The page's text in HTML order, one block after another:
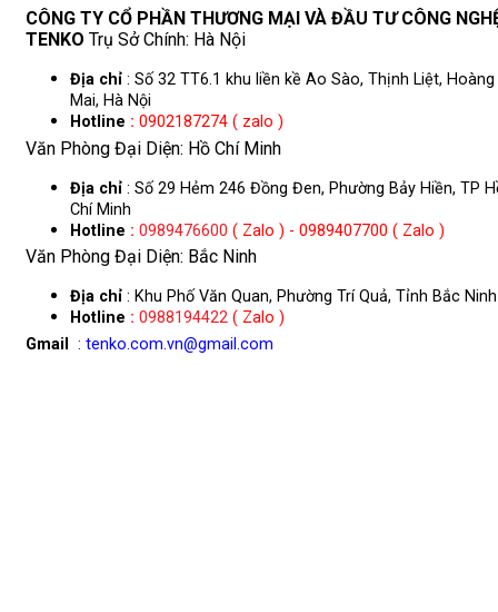
CÔNG TY CỔ PHẦN THƯƠNG MẠI VÀ ĐẦU TƯ CÔNG
TENKO Trụ Sở Chính: Hà Nội
Địa chỉ : Số 32 TT6.1 khu liền kề Ao Sào, Thịnh Liệt, Hoàng
Mai, Hà Nội
Hotline : 0902187274 ( zalo )
Văn Phòng Đại Diện: Hồ Chí Minh
Địa chỉ : Số 29 Hẻm 246 Đồng Đen, Phường Bảy Hiền, TP
Chí Minh
Hotline : 0989476600 ( Zalo ) - 0989407700 ( Zalo )
Văn Phòng Đại Diện: Bắc Ninh
Địa chỉ : Khu Phố Văn Quan, Phường Trí Quả, Tỉnh Bắc Ninh
Hotline : 0988194422 ( Zalo )
Gmail
: tenko.com.vn@gmail.com